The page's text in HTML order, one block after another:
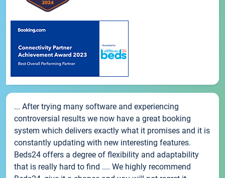
... After trying many software and experiencing
controversial results we now have a great booking
system which delivers exactly what it promises and it is
constantly updating with new interesting features.
Beds24 offers a degree of flexibility and adaptability
that is really hard to find .... We highly recommend